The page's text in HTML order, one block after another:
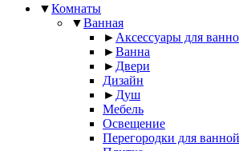
▼Комнаты
▼Ванная
► Аксессуары для
►Ванна
► Двери
Дизайн
► Душ
Мебель
Освещение
Перегородки для ванной